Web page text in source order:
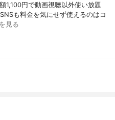
1,100円で動画視聴以外使い放題
も料金を気にせず使えるのはコ
見る